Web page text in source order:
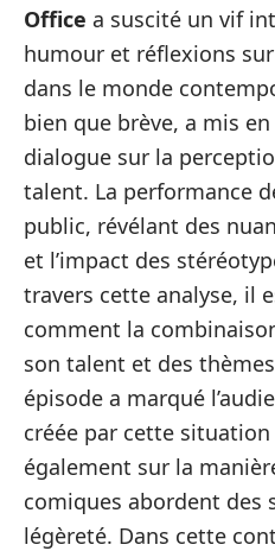
Office a suscité un vif
humour et réflexions
dans le monde
bien que brève, a mis
dialogue sur la
talent. La performance
public, révélant des
et l’impact des
travers cette analyse, il
comment la
son talent et des
épisode a marqué
créée par cette
également sur la
comiques abordent des
légèreté. Dans cette